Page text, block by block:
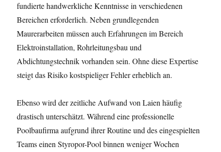
fundierte handwerkliche Kenntnisse in verschiedenen
Bereichen erforderlich. Neben grundlegenden
Maurerarbeiten müssen auch Erfahrungen im Bereich
Elektroinstallation, Rohrleitungsbau und
Abdichtungstechnik vorhanden sein. Ohne diese Expertise
steigt das Risiko kostspieliger Fehler erheblich an.
Ebenso wird der zeitliche Aufwand von Laien häufig
drastisch unterschätzt. Während eine professionelle
Poolbaufirma aufgrund ihrer Routine und des eingespielten
Teams einen Styropor-Pool binnen weniger Wochen